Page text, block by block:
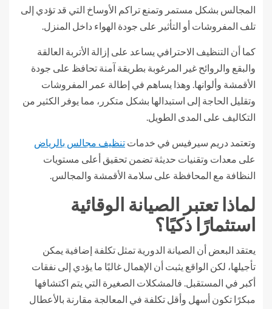
المجالس بشكل مستمر وتمنع تراكم الأوساخ التي قد تؤدي إلى
تلف المفروشات أو التأثير على جودة الهواء داخل المنزل.
كما أن التنظيف الاحترافي يساعد على إزالة الأتربة العالقة
والبقع والروائح غير المرغوبة بطريقة آمنة تحافظ على جودة
الأقمشة وألوانها. وهذا يساهم في إطالة عمر المفروشات
وتقليل الحاجة إلى استبدالها بشكل متكرر، مما يوفر الكثير من
التكاليف على المدى الطويل.
وتعتمد دريم سيرفيس في خدمات تنظيف مجالس بالرياض
على معدات وتقنيات حديثة تضمن تحقيق أعلى مستويات
النظافة مع المحافظة على سلامة الأقمشة والمجالس.
لماذا تعتبر الصيانة الوقائية
استثمارًا ذكيًا؟
يعتقد البعض أن الصيانة الدورية تمثل تكلفة إضافية يمكن
تأجيلها، لكن الواقع يثبت أن الإهمال غالبًا ما يؤدي إلى نفقات
أكبر في المستقبل. فالمشكلات الصغيرة التي يتم اكتشافها
مبكرًا تكون أسهل وأقل تكلفة في المعالجة مقارنة بالأعطال